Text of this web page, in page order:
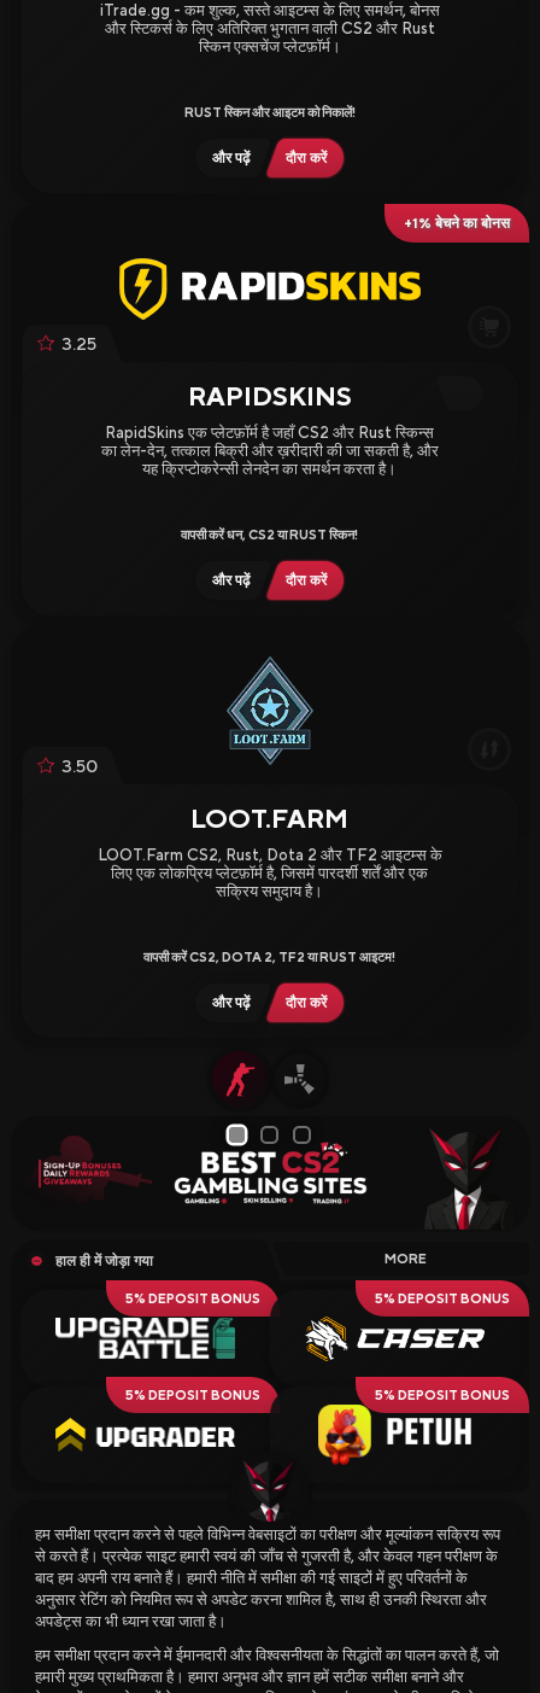
iTrade.gg - कम शुल्क, सस्ते आइटम्स के लिए समर्थन, बोनस
और स्टिकर्स के लिए अतिरिक्त भुगतान वाली CS2 और Rust
स्किन एक्सचेंज प्लेटफ़ॉर्म।
RUST स्किन और आइटम को निकालें!
और पढ़ें दौरा करें
+1% बेचने का बोनस
3.25
RAPIDSKINS
RapidSkins एक प्लेटफ़ॉर्म है जहाँ CS2 और Rust स्किन्स
का लेन-देन, तत्काल बिक्री और ख़रीदारी की जा सकती है, और
यह क्रिप्टोकरेन्सी लेनदेन का समर्थन करता है।
वापसी करें धन, CS2 या RUST स्किन!
और पढ़ें दौरा करें
3.50
LOOT.FARM
LOOT.Farm CS2, Rust, Dota 2 और TF2 आइटम्स के
लिए एक लोकप्रिय प्लेटफ़ॉर्म है, जिसमें पारदर्शी शर्तें और एक
सक्रिय समुदाय है।
वापसी करें CS2, DOTA 2, TF2 या RUST आइटम!
और पढ़ें दौरा करें
हम समीक्षा प्रदान करने से पहले विभिन्न वेबसाइटों का परीक्षण और मूल्यांकन सक्रिय रूप
से करते हैं। प्रत्येक साइट हमारी स्वयं की जाँच से गुजरती है, और केवल गहन परीक्षण के
बाद हम अपनी राय बनाते हैं। हमारी नीति में समीक्षा की गई साइटों में हुए परिवर्तनों के
अनुसार रेटिंग को नियमित रूप से अपडेट करना शामिल है, साथ ही उनकी स्थिरता और
अपडेट्स का भी ध्यान रखा जाता है।
हम समीक्षा प्रदान करने में ईमानदारी और विश्वसनीयता के सिद्धांतों का पालन करते हैं, जो
हमारी मुख्य प्राथमिकता है। हमारा अनुभव और ज्ञान हमें सटीक समीक्षा बनाने और
1 2 3
हाल ही में जोड़ा गया MORE
5% DEPOSIT BONUS 5% DEPOSIT BONUS
5% DEPOSIT BONUS 5% DEPOSIT BONUS